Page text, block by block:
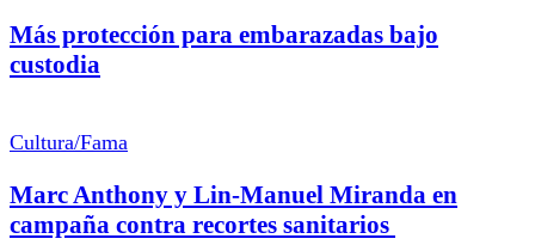
Más protección para embarazadas bajo
custodia
Cultura/Fama
Marc Anthony y Lin-Manuel Miranda en
campaña contra recortes sanitarios